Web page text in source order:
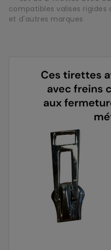
compatibles valises rigides
et d'autres marques